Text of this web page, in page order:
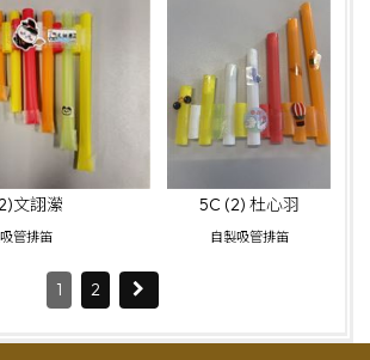
文詡瀠
管排笛
5C (2) 杜心羽
自製吸管排笛
1 2